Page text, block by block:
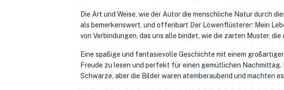
Die Art und Weise, wie der Autor die menschliche Natur durch
als bemerkenswert, und offenbart Der Löwenflüsterer: Mein
von Verbindungen, das uns alle bindet, wie die zarten Muster,
Eine spaßige und fantasievolle Geschichte mit einem
Freude zu lesen und perfekt für einen gemütlichen
Schwarze, aber die Bilder waren atemberaubend und machten